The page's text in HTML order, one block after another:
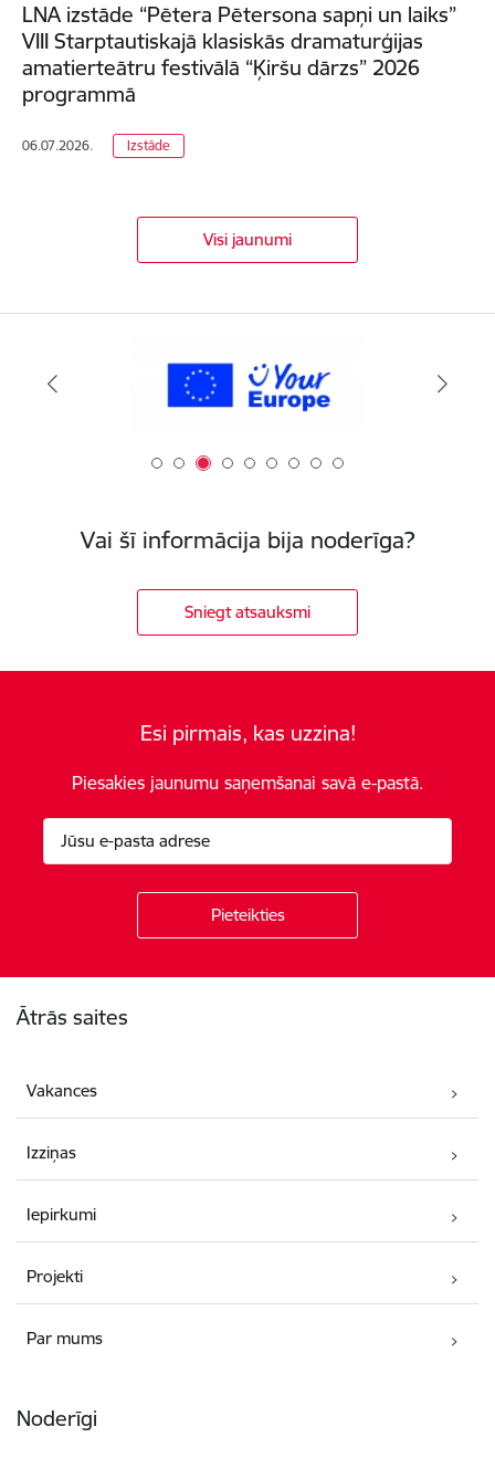
LNA izstāde “Pētera Pētersona sapņi un laiks”
VIII Starptautiskajā klasiskās dramaturģijas
amatierteātru festivālā “Ķiršu dārzs” 2026
programmā
06.07.2026. Izstāde
Visi jaunumi
Vai šī informācija bija noderīga?
Sniegt atsauksmi
Esi pirmais, kas uzzina!
Piesakies jaunumu saņemšanai savā e-pastā.
Ātrās saites
Vakances
Izziņas
Iepirkumi
Projekti
Par mums
Noderīgi